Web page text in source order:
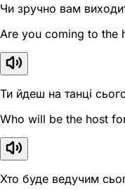
Чи зручно вам
Are you coming to the
Ти йдеш на танці
Who will be the host
Хто буде ведучим